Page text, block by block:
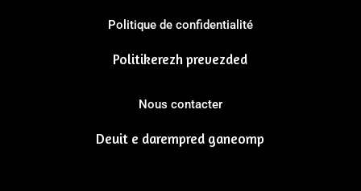
Politique de confidentialité
Politikerezh prevezded
Nous contacter
Deuit e darempred ganeomp